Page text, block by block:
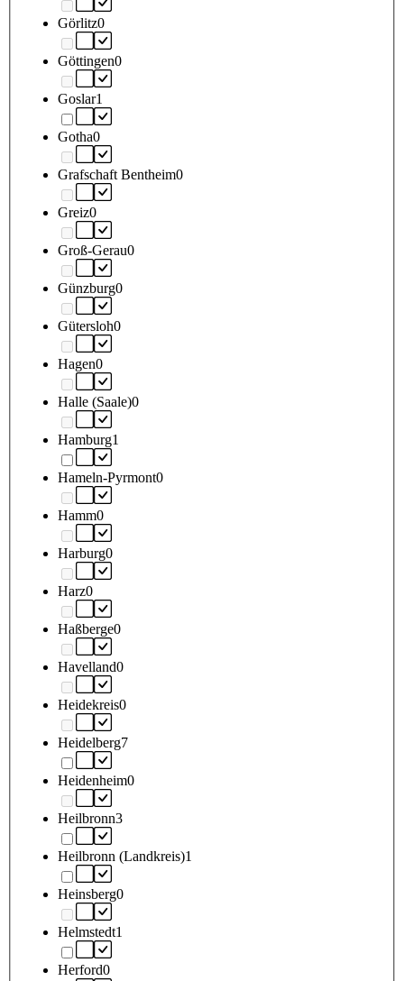
Görlitz0
Göttingen0
Goslar1
Gotha0
Grafschaft Bentheim0
Greiz0
Groß-Gerau0
Günzburg0
Gütersloh0
Hagen0
Halle (Saale)0
Hamburg1
Hameln-Pyrmont0
Hamm0
Harburg0
Harz0
Haßberge0
Havelland0
Heidekreis0
Heidelberg7
Heidenheim0
Heilbronn3
Heilbronn (Landkreis)1
Heinsberg0
Helmstedt1
Herford0